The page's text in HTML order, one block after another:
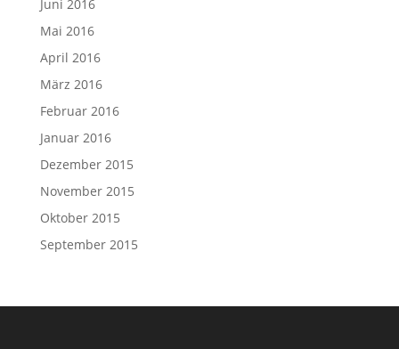
Juni 2016
Mai 2016
April 2016
März 2016
Februar 2016
Januar 2016
Dezember 2015
November 2015
Oktober 2015
September 2015